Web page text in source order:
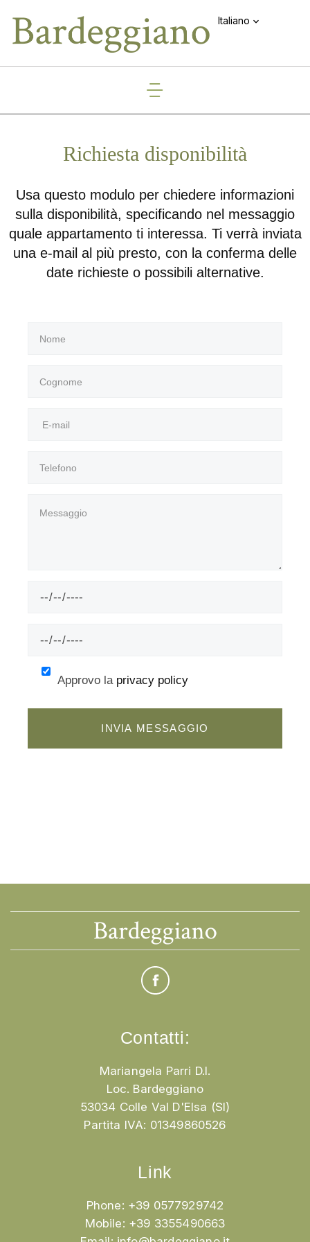
Italiano
Richiesta disponibilità
Usa questo modulo per chiedere informazioni
sulla disponibilità, specificando nel messaggio
quale appartamento ti interessa. Ti verrà inviata
una e-mail al più presto, con la conferma delle
date richieste o possibili alternative.
Approvo la privacy policy
INVIA MESSAGGIO
Contatti:
Mariangela Parri D.I.
Loc. Bardeggiano
53034 Colle Val D'Elsa (SI)
Partita IVA: 01349860526
Link
Phone: +39 0577929742
Mobile: +39 3355490663